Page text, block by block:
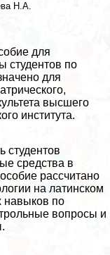
Н.А.
для
студентов по
для
высшего
института.
студентов
средства в
рассчитано
на латинском
навыков по
вопросы и